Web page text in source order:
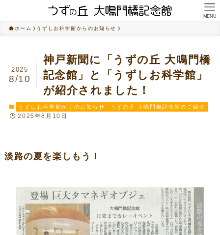
MENU
ホーム うずしお科学館からのお知らせ
神戸新聞に「うずの丘 大鳴門橋
記念館」と「うずしお科学館」
が紹介されました！
2025
8/10
うずしお科学館からのお知らせ うずの丘 大鳴門橋記念館のご紹介
2025年8月10日
淡路の夏を楽しもう！